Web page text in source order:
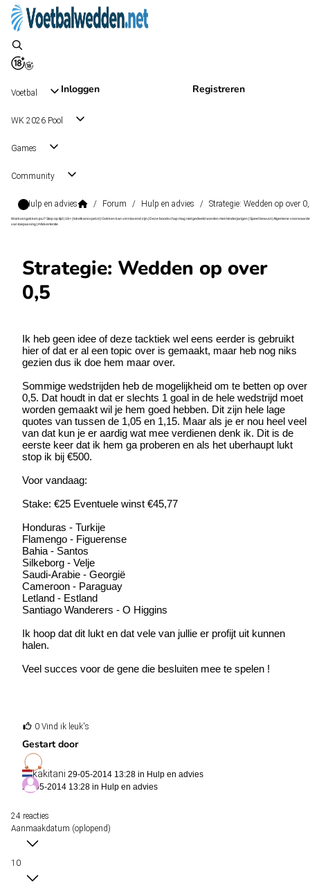
Inloggen Registreren
Voetbal
WK 2026 Pool
Games
Community
Hulp en advies / Forum / Hulp en advies / Strategie: Wedden op over
Wat kost gokken jou? Stop op tijd | 18+ | loketkansspel.nl | Gokken kan verslavend zijn | Deze boodschap mag niet gedeeld worden met minderjarigen | Speel bewust | Algemene
van toepassing | #Advertentie
Strategie: Wedden op over
0,5
Ik heb geen idee of deze tacktiek wel eens eerder is gebruikt
hier of dat er al een topic over is gemaakt, maar heb nog niks
gezien dus ik doe hem maar over.
Sommige wedstrijden heb de mogelijkheid om te betten op over
0,5. Dat houdt in dat er slechts 1 goal in de hele wedstrijd moet
worden gemaakt wil je hem goed hebben. Dit zijn hele lage
quotes van tussen de 1,05 en 1,15. Maar als je er nou heel veel
van dat kun je er aardig wat mee verdienen denk ik. Dit is de
eerste keer dat ik hem ga proberen en als het uberhaupt lukt
stop ik bij €500.
Voor vandaag:
Stake: €25 Eventuele winst €45,77
Honduras - Turkije
Flamengo - Figuerense
Bahia - Santos
Silkeborg - Velje
Saudi-Arabie - Georgië
Cameroon - Paraguay
Letland - Estland
Santiago Wanderers - O Higgins
Ik hoop dat dit lukt en dat vele van jullie er profijt uit kunnen
halen.
Veel succes voor de gene die besluiten mee te spelen !
0 Vind ik leuk's
Gestart door
kakitani 29-05-2014 13:28 in Hulp en advies
29-05-2014 13:28 in Hulp en advies
24 reacties
Aanmaakdatum (oplopend)
10